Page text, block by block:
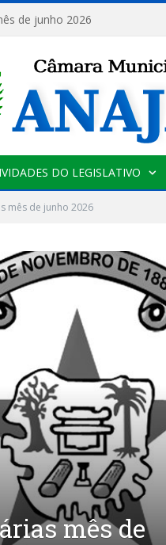
de junho 2026
DO LEGISLATIVO
mês de junho 2026
mês de